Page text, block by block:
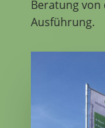
Beratung von
Ausführung.